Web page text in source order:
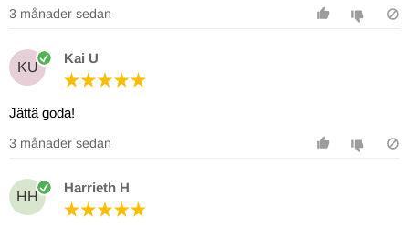
3 månader sedan
KU
Kai U
Jättä goda!
3 månader sedan
HH
Harrieth H